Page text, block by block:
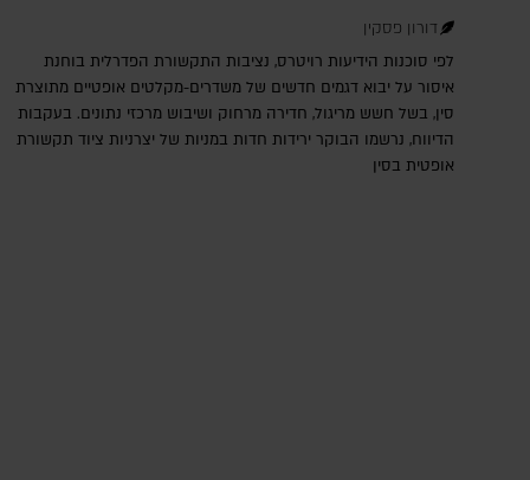
דורון פסקין
לפי סוכנות הידיעות רויטרס, נציבות התקשורת הפדרלית בוחנת
איסור על יבוא דגמים חדשים של משדרים-מקלטים אופטיים מתוצרת
סין, בשל חשש מריגול, חדירה מרחוק ושיבוש מרכזי נתונים. בעקבות
הדיווח, נרשמו הבוקר ירידות חדות במניות של יצרניות ציוד תקשורת
אופטית בסין